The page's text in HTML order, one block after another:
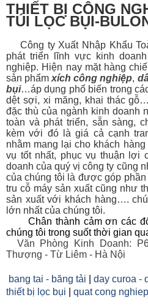
THIẾT BỊ CÔNG
TÚI LỌC BỤI-
Công ty Xuất Nhập Khẩu
phát triển lĩnh vực kinh
nghiệp. Hiện nay mặt hàng
sản phẩm xích công nghiệp,
bụi…áp dụng phổ biến trong
dệt sợi, xi măng, khai thác
đặc thù của ngành kinh doanh
toàn và phát triển, sẵn sàng,
kèm với đó là giá cả cạnh
nhằm mang lại cho khách
vụ tốt nhất, phục vụ thuận lợi
doanh của quý vị công ty cũng
của chúng tôi là được góp
tru cỗ máy sản xuất cũng như
sản xuất với khách hàng….
lớn nhất của chúng tôi.
Chân thành cảm ơn các
chúng tôi trong suốt thời gian
Văn Phòng Kinh Doanh:
Thượng - Từ Liêm - Hà Nội
bang tai - băng tải day curoa -
thiết bị lọc bụi
quat cong nghiep